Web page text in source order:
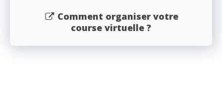
Comment organiser votre
course virtuelle ?